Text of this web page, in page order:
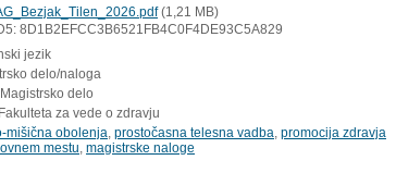
(1,21 MB)
8D1B2EFCC3B6521FB4C0F4DE93C5A829
jezik
delo/naloga
delo
za vede o zdravju
mišična obolenja prostočasna telesna vadba promocija zdravja
mestu magistrske naloge